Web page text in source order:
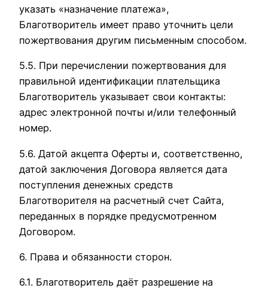
указать «назначение платежа»,
Благотворитель имеет право уточнить цели
пожертвования другим письменным способом.
5.5. При перечислении пожертвования для
правильной идентификации плательщика
Благотворитель указывает свои контакты:
адрес электронной почты и/или телефонный
номер.
5.6. Датой акцепта Оферты и, соответственно,
датой заключения Договора является дата
поступления денежных средств
Благотворителя на расчетный счет Сайта,
переданных в порядке предусмотренном
Договором.
6. Права и обязанности сторон.
6.1. Благотворитель даёт разрешение на